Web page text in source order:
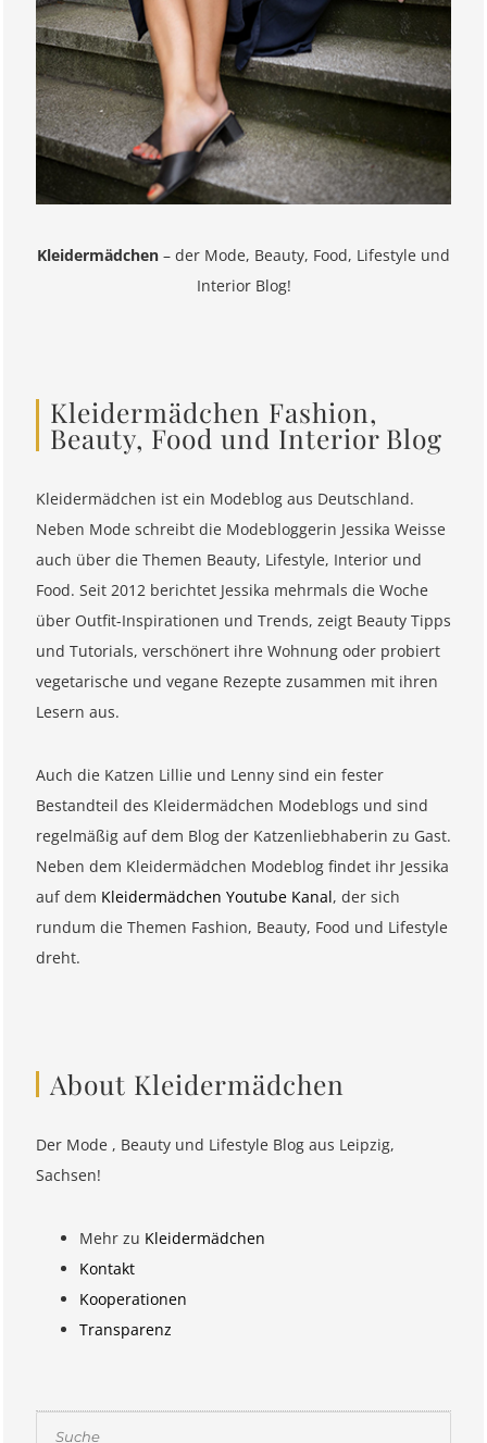
Kleidermädchen – der Mode, Beauty, Food, Lifestyle und
Interior Blog!
Kleidermädchen Fashion,
Beauty, Food und Interior Blog
Kleidermädchen ist ein Modeblog aus Deutschland.
Neben Mode schreibt die Modebloggerin Jessika Weisse
auch über die Themen Beauty, Lifestyle, Interior und
Food. Seit 2012 berichtet Jessika mehrmals die Woche
über Outfit-Inspirationen und Trends, zeigt Beauty Tipps
und Tutorials, verschönert ihre Wohnung oder probiert
vegetarische und vegane Rezepte zusammen mit ihren
Lesern aus.
Auch die Katzen Lillie und Lenny sind ein fester
Bestandteil des Kleidermädchen Modeblogs und sind
regelmäßig auf dem Blog der Katzenliebhaberin zu Gast.
Neben dem Kleidermädchen Modeblog findet ihr Jessika
auf dem Kleidermädchen Youtube Kanal, der sich
rundum die Themen Fashion, Beauty, Food und Lifestyle
dreht.
About Kleidermädchen
Der Mode , Beauty und Lifestyle Blog aus Leipzig,
Sachsen!
Mehr zu Kleidermädchen
Kontakt
Kooperationen
Transparenz